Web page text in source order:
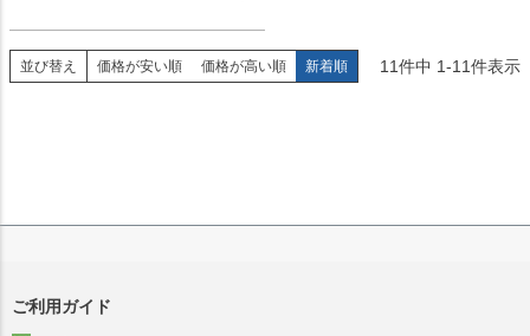
並び替え 価格が安い順 価格が高い順 新着順 11件中 1-11件表示
ご利用ガイド